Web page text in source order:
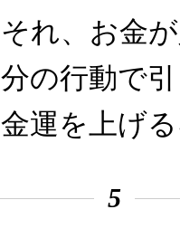
それ、お金
分の行動で
金運を上げ
5